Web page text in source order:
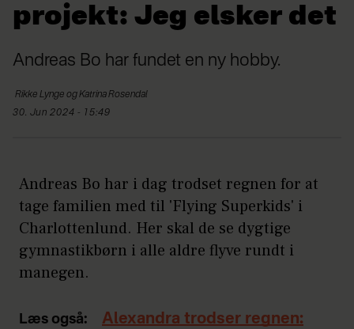
projekt: Jeg elsker det
Andreas Bo har fundet en ny hobby.
Rikke Lynge ogKatrina Rosendal
30. Jun 2024 - 15:49
Andreas Bo har i dag trodset regnen for at
tage familien med til 'Flying Superkids' i
Charlottenlund. Her skal de se dygtige
gymnastikbørn i alle aldre flyve rundt i
manegen.
Læs også:
Alexandra trodser regnen: